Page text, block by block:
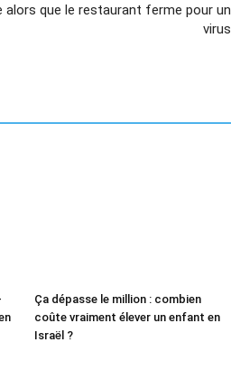
alors que le restaurant ferme pour un
virus
Ça dépasse le million : combien
coûte vraiment élever un enfant en
Israël ?